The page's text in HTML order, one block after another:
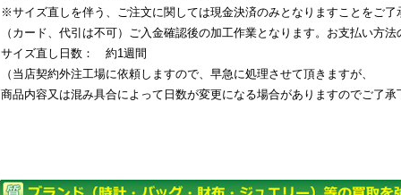
※サイズ直しを伴う、ご注文に関しては現金決済のみとなりますことをご了
（カード、代引は不可）ご入金確認後の加工作業となります。お支払い方
サイズ直し日数： 約1週間
（当店契約外注工場に依頼しますので、早急に処理させて頂きますが、
商品内容又は混み具合によって日数が変更になる場合がありますのでご了承